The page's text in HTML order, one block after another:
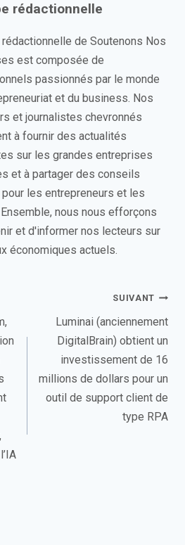
rédactionnelle
rédactionnelle de Soutenons Nos
est composée de
passionnés par le monde
et du business. Nos
et journalistes chevronnés
à fournir des actualités
sur les grandes entreprises
et à partager des conseils
les entrepreneurs et les
nous nous efforçons
et d'informer nos lecteurs sur
économiques actuels.
SUIVANT
Luminai (anciennement
DigitalBrain) obtient un
investissement de 16
millions de dollars pour un
outil de support client de
type RPA